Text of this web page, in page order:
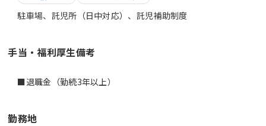
駐車場、託児所（日中対応）、託児補助制度
手当・福利厚生備考
■退職金（勤続3年以上）
勤務地